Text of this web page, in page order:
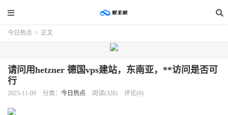
今日热点 > 正文
请问用hetzner 德国vps建站，东南亚，**访问是否可
行
2023-11-09 分类： 今日热点 阅读(328) 评论(0)